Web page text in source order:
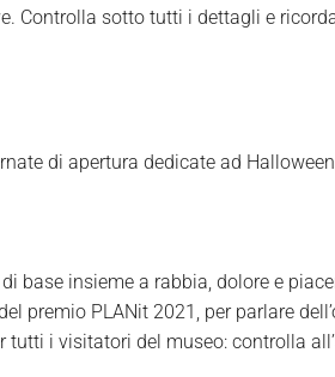
Controlla sotto tutti i dettagli e
di apertura dedicate ad
base insieme a rabbia, dolore e
premio PLANit 2021, per parlare
i visitatori del museo: controlla